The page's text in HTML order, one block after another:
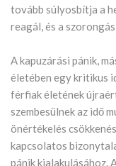
tovább súlyosbítja a
reagál, és a
A kapuzárási pánik,
életében egy kritikus
férfiak életének
szembesülnek az idő
önértékelés
kapcsolatos
pánik kialakulásához.